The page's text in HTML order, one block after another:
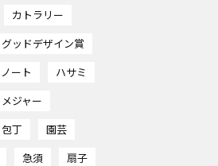
カトラリー
グッドデザイン賞
ノート
ハサミ
メジャー
包丁
園芸
急須
扇子